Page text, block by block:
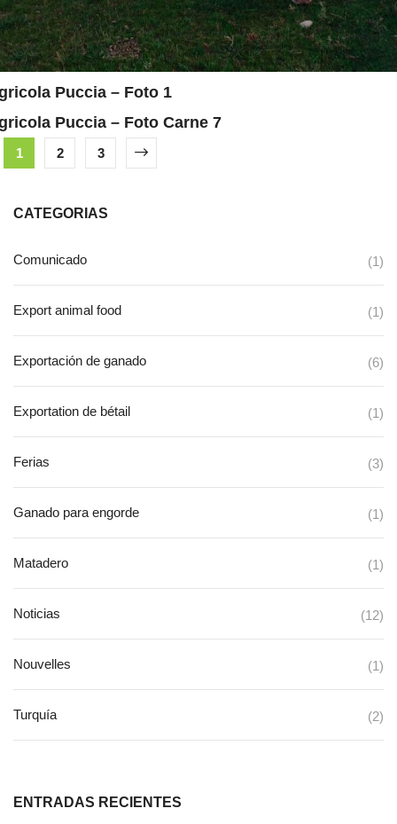
Puccia – Foto 1
Puccia – Foto Carne 7
1 2 3
CATEGORIAS
Comunicado (1)
Export animal food (1)
Exportación de ganado (6)
Exportation de bétail (1)
Ferias (3)
Ganado para engorde (1)
Matadero (1)
Noticias (12)
Nouvelles (1)
Turquía (2)
ENTRADAS RECIENTES